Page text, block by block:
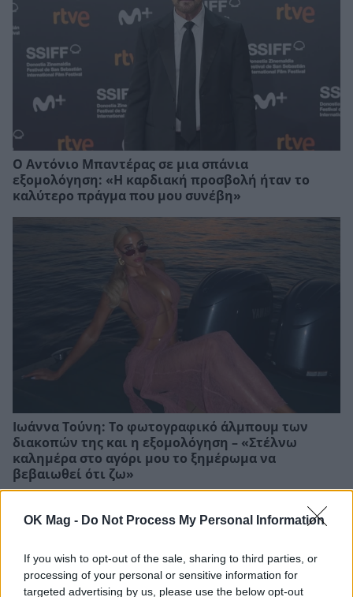
OK Mag - Do Not Process My Personal Information
If you wish to opt-out of the sale, sharing to third parties, or
processing of your personal or sensitive information for
targeted advertising by us, please use the below opt-out
Ο Αντόνιο Μπαντέρας σε μια σπάνια
εξομολόγηση: «Η καρδιακή προσβολή ήταν το
καλύτερο πράγμα που μου συνέβη»
Ιωάννα Τούνη: Το φωτογραφικό άλμπουμ των
διακοπών της και η εξομολόγηση – «Στέλνω
καλημέρα στο αγόρι μου το ξημέρωμα να
βεβαιωθεί ότι ζω»